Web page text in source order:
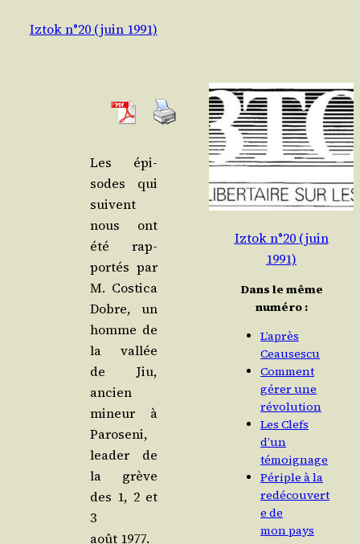
Iztok n°20 (juin 1991)
Les épi­
sodes qui
suivent
nous ont
été rap­
por­tés par
M. Cos­ti­ca
Dobre, un
homme de
la val­lée
de Jiu,
ancien
mineur à
Paro­se­ni,
lea­der de
la grève
des 1, 2 et
3
août 1977.
Iztok n°20 (juin
1991)
Dans le même
numéro :
L’après
Ceausescu
Comment
gérer une
révolution
Les Clefs
d’un
témoignage
Périple à la
redécouvert
e de
mon pays